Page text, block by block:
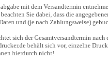
mit dem Versandtermin
Sie dabei, dass die
und (je nach Zahlungsweise)
sich der Gesamtversandtermin
behält sich vor, einzelne
hierdurch nicht!